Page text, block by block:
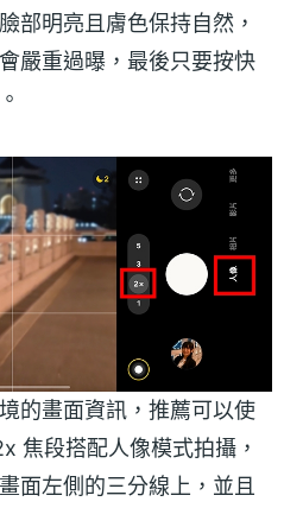
部明亮且膚色保持自然，
嚴重過曝，最後只要按快
的畫面資訊，推薦可以使
焦段搭配人像模式拍攝，
面左側的三分線上，並且